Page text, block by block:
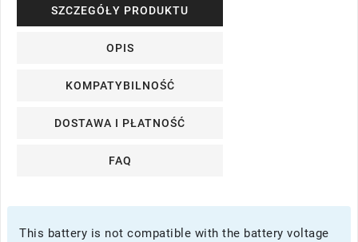
SZCZEGÓŁY PRODUKTU
OPIS
KOMPATYBILNOŚĆ
DOSTAWA I PŁATNOŚĆ
FAQ
This battery is not compatible with the battery voltage